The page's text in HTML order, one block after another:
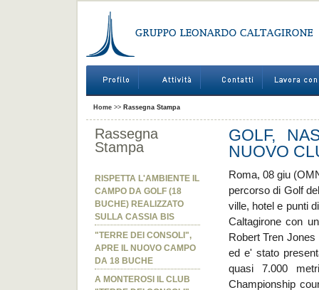
Home>> Rassegna Stampa
Rassegna
Stampa
RISPETTA L'AMBIENTE IL
CAMPO DA GOLF (18
BUCHE) REALIZZATO
SULLA CASSIA BIS
"TERRE DEI CONSOLI",
APRE IL NUOVO CAMPO
DA 18 BUCHE
A MONTEROSI IL CLUB
GOLF,
NUOVO
Roma, 08 giu
percorso di Golf
ville, hotel e punti
Caltagirone con
Robert Tren
ed e' stato
quasi 7.000
Championship